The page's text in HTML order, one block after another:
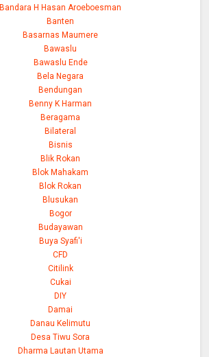
Bandara H Hasan Aroeboesman
Banten
Basarnas Maumere
Bawaslu
Bawaslu Ende
Bela Negara
Bendungan
Benny K Harman
Beragama
Bilateral
Bisnis
Blik Rokan
Blok Mahakam
Blok Rokan
Blusukan
Bogor
Budayawan
Buya Syafi'i
CFD
Citilink
Cukai
DIY
Damai
Danau Kelimutu
Desa Tiwu Sora
Dharma Lautan Utama